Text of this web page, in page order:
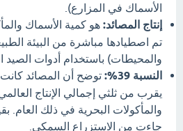
الأسماك في المزارع).
إنتاج المصائد: هو كمية الأسماك
تم اصطيادها مباشرة من البيئة
والمحيطات) باستخدام أدوات الصيد
النسبة 39%:
توضح أن المصائد
يقرب من ثلثي إجمالي الإنتاج
جاءت من الاستزراع السمكي.